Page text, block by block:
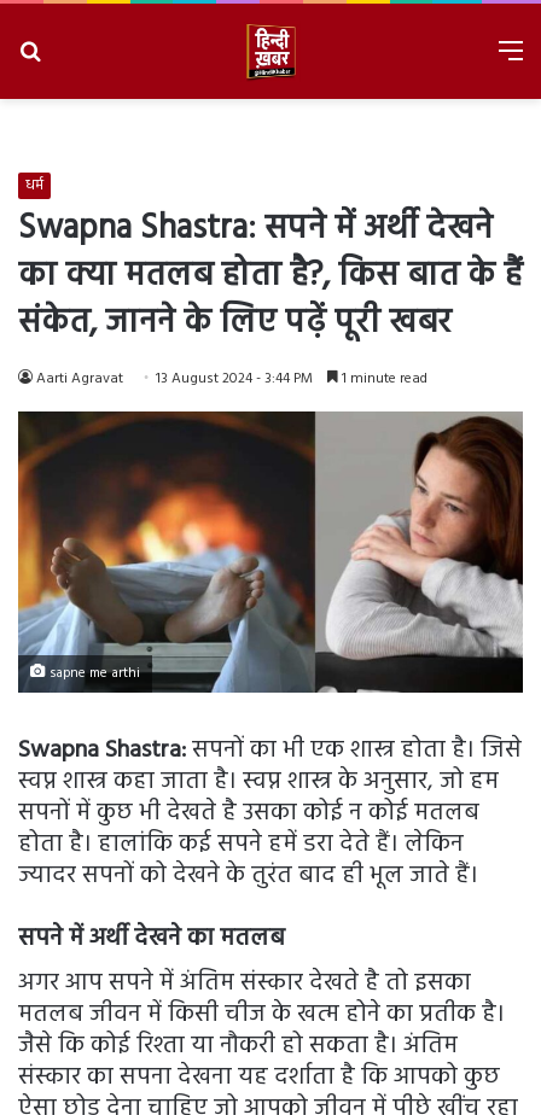
धर्म
Swapna Shastra: सपने में अर्थी देखने
का क्या मतलब होता है?, किस बात के हैं
संकेत, जानने के लिए पढ़ें पूरी खबर
Aarti Agravat 13 August 2024 - 3:44 PM 1 minute read
sapne me arthi
Swapna Shastra:सपनों का भी एक शास्त्र होता है। जिसे
स्वप्न शास्त्र कहा जाता है। स्वप्न शास्त्र के अनुसार, जो हम
सपनों में कुछ भी देखते है उसका कोई न कोई मतलब
होता है। हालांकि कई सपने हमें डरा देते हैं। लेकिन
ज्यादर सपनों को देखने के तुरंत बाद ही भूल जाते हैं।
सपने में अर्थी देखने का मतलब
अगर आप सपने में अंतिम संस्कार देखते है तो इसका
मतलब जीवन में किसी चीज के खत्म होने का प्रतीक है।
जैसे कि कोई रिश्ता या नौकरी हो सकता है। अंतिम
संस्कार का सपना देखना यह दर्शाता है कि आपको कुछ